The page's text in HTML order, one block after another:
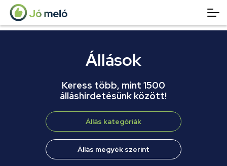
Állások
Keress több, mint 1500
álláshirdetésünk között!
Állás kategóriák
Állás megyék szerint